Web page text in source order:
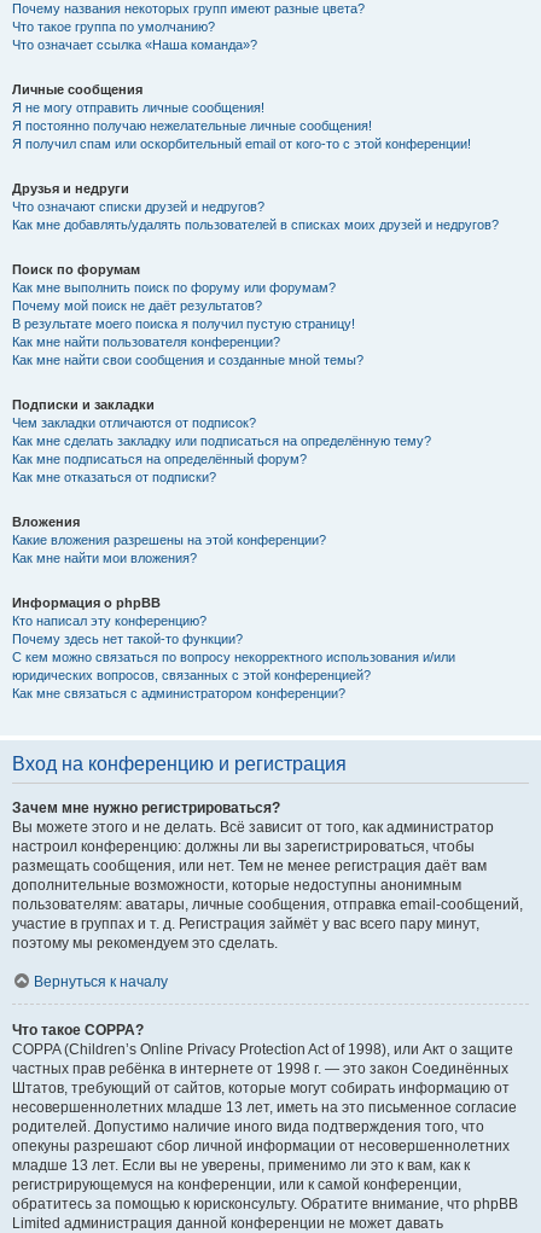
Почему названия некоторых групп имеют разные цвета?
Что такое группа по умолчанию?
Что означает ссылка «Наша команда»?
Личные сообщения
Я не могу отправить личные сообщения!
Я постоянно получаю нежелательные личные сообщения!
Я получил спам или оскорбительный email от кого-то с этой конференции!
Друзья и недруги
Что означают списки друзей и недругов?
Как мне добавлять/удалять пользователей в списках моих друзей и недругов?
Поиск по форумам
Как мне выполнить поиск по форуму или форумам?
Почему мой поиск не даёт результатов?
В результате моего поиска я получил пустую страницу!
Как мне найти пользователя конференции?
Как мне найти свои сообщения и созданные мной темы?
Подписки и закладки
Чем закладки отличаются от подписок?
Как мне сделать закладку или подписаться на определённую тему?
Как мне подписаться на определённый форум?
Как мне отказаться от подписки?
Вложения
Какие вложения разрешены на этой конференции?
Как мне найти мои вложения?
Информация о phpBB
Кто написал эту конференцию?
Почему здесь нет такой-то функции?
С кем можно связаться по вопросу некорректного использования и/или
юридических вопросов, связанных с этой конференцией?
Как мне связаться с администратором конференции?
Вход на конференцию и регистрация
Зачем мне нужно регистрироваться?
Вы можете этого и не делать. Всё зависит от того, как администратор
настроил конференцию: должны ли вы зарегистрироваться, чтобы
размещать сообщения, или нет. Тем не менее регистрация даёт вам
дополнительные возможности, которые недоступны анонимным
пользователям: аватары, личные сообщения, отправка email-сообщений,
участие в группах и т. д. Регистрация займёт у вас всего пару минут,
поэтому мы рекомендуем это сделать.
Вернуться к началу
Что такое COPPA?
COPPA (Children’s Online Privacy Protection Act of 1998), или Акт о защите
частных прав ребёнка в интернете от 1998 г. — это закон Соединённых
Штатов, требующий от сайтов, которые могут собирать информацию от
несовершеннолетних младше 13 лет, иметь на это письменное согласие
родителей. Допустимо наличие иного вида подтверждения того, что
опекуны разрешают сбор личной информации от несовершеннолетних
младше 13 лет. Если вы не уверены, применимо ли это к вам, как к
регистрирующемуся на конференции, или к самой конференции,
обратитесь за помощью к юрисконсульту. Обратите внимание, что phpBB
Limited администрация данной конференции не может давать